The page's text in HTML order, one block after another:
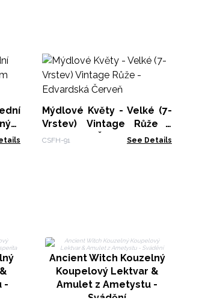
Mýdlové Květy - Velké (7-
Vrstev) Vintage Růže -
Edvardská Červeň
CSFH-91 See Details
-
Ancient Witch Kouzelný
Koupelový Lektvar &
Amulet z Ametystu -
Svádění